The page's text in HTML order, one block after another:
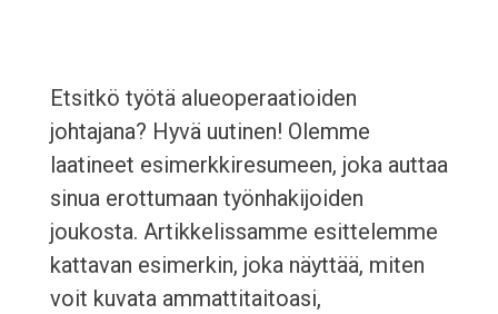
Etsitkö työtä alueoperaatioiden
johtajana? Hyvä uutinen! Olemme
laatineet esimerkkiresumeen, joka auttaa
sinua erottumaan työnhakijoiden
joukosta. Artikkelissamme esittelemme
kattavan esimerkin, joka näyttää, miten
voit kuvata ammattitaitoasi,